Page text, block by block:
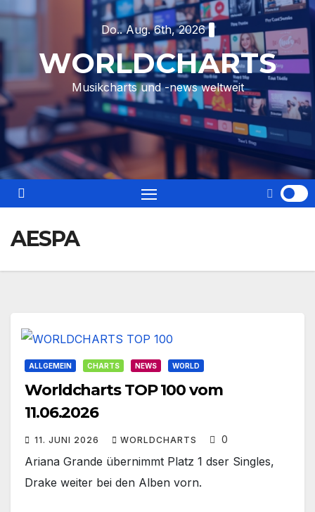
Skip
content
Do.. Aug. 6th, 2026
WORLDCHARTS
Musikcharts und -news weltweit
AESPA
ALLGEMEIN CHARTS NEWS WORLD
Worldcharts TOP 100 vom
11.06.2026
11. JUNI 2026 WORLDCHARTS 0
Ariana Grande übernimmt Platz 1 dser Singles,
Drake weiter bei den Alben vorn.